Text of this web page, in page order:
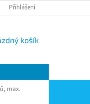
MOJE OBJEDNÁVKA
Přihlášení
košík
max.